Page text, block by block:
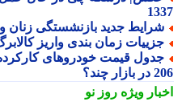
جدید بازنشستگی زنان و
زمان بندی واریز کالابرگ مرداد
قیمت خودروهای کارکرده/
ویژهروز نو